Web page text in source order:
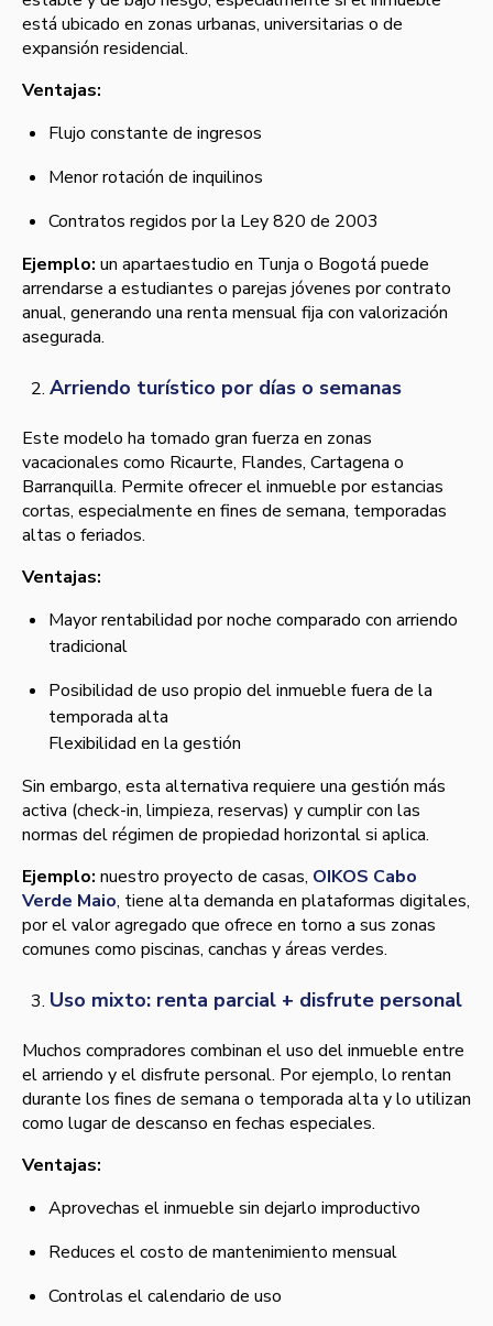
está ubicado en zonas urbanas, universitarias o de
expansión residencial.
Ventajas:
Flujo constante de ingresos
Menor rotación de inquilinos
Contratos regidos por la Ley 820 de 2003
Ejemplo: un apartaestudio en Tunja o Bogotá puede
arrendarse a estudiantes o parejas jóvenes por contrato
anual, generando una renta mensual fija con valorización
asegurada.
Arriendo turístico por días o semanas
Este modelo ha tomado gran fuerza en zonas
vacacionales como Ricaurte, Flandes, Cartagena o
Barranquilla. Permite ofrecer el inmueble por estancias
cortas, especialmente en fines de semana, temporadas
altas o feriados.
Ventajas:
Mayor rentabilidad por noche comparado con arriendo
tradicional
Posibilidad de uso propio del inmueble fuera de la
temporada alta
Flexibilidad en la gestión
Sin embargo, esta alternativa requiere una gestión más
activa (check-in, limpieza, reservas) y cumplir con las
normas del régimen de propiedad horizontal si aplica.
Ejemplo: nuestro proyecto de casas, OIKOS Cabo
Verde Maio, tiene alta demanda en plataformas digitales,
por el valor agregado que ofrece en torno a sus zonas
comunes como piscinas, canchas y áreas verdes.
Uso mixto: renta parcial + disfrute personal
Muchos compradores combinan el uso del inmueble entre
el arriendo y el disfrute personal. Por ejemplo, lo rentan
durante los fines de semana o temporada alta y lo utilizan
como lugar de descanso en fechas especiales.
Ventajas:
Aprovechas el inmueble sin dejarlo improductivo
Reduces el costo de mantenimiento mensual
Controlas el calendario de uso